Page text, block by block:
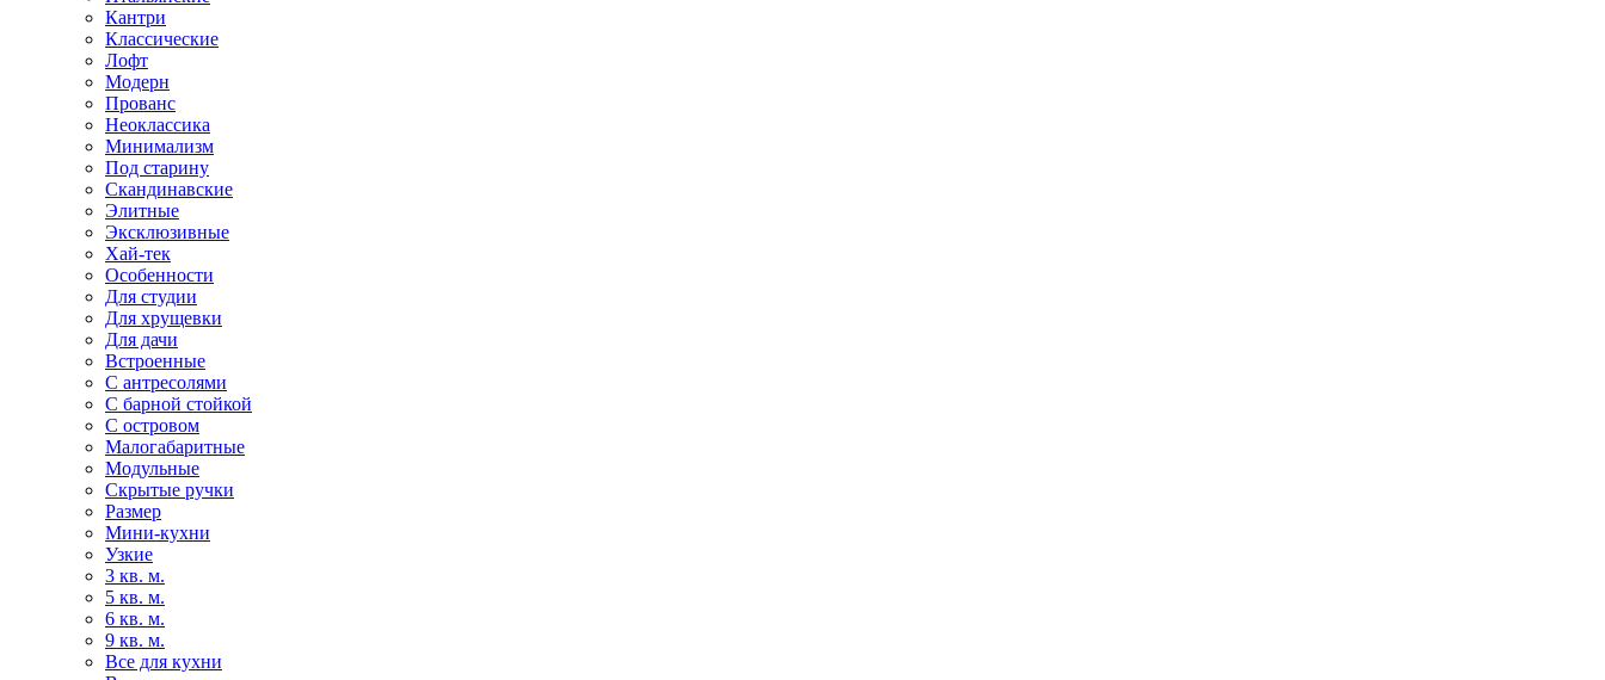
Кантри
Классические
Лофт
Модерн
Прованс
Неоклассика
Минимализм
Под старину
Скандинавские
Элитные
Эксклюзивные
Хай-тек
Особенности
Для студии
Для хрущевки
Для дачи
Встроенные
С антресолями
С барной стойкой
С островом
Малогабаритные
Модульные
Скрытые ручки
Размер
Мини-кухни
Узкие
3 кв. м.
5 кв. м.
6 кв. м.
9 кв. м.
Все для кухни